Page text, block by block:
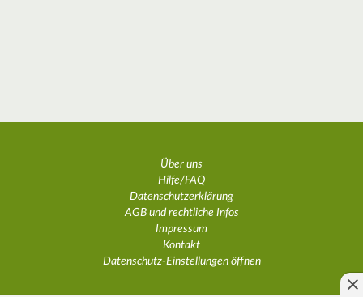
Über uns
Hilfe/FAQ
Datenschutzerklärung
AGB und rechtliche Infos
Impressum
Kontakt
Datenschutz-Einstellungen öffnen